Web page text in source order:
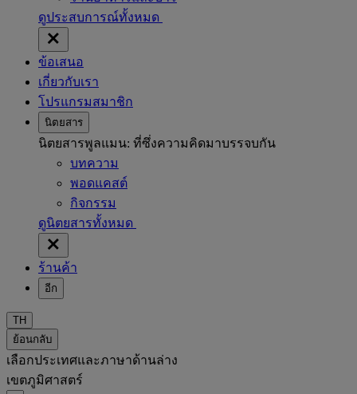
ดูประสบการณ์ทั้งหมด
ข้อเสนอ
เกี่ยวกับเรา
โปรแกรมสมาชิก
นิตยสาร
นิตยสารพูลแมน: ที่ซึ่งความคิดมาบรรจบกัน
บทความ
พอดแคสต์
กิจกรรม
ดูนิตยสารทั้งหมด
ร้านค้า
อีก
TH
ย้อนกลับ
เลือกประเทศและภาษาด้านล่าง
เขตภูมิศาสตร์